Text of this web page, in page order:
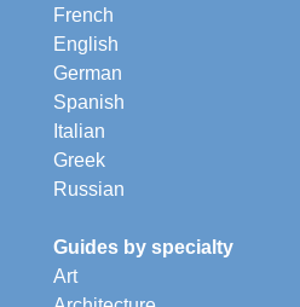
French
English
German
Spanish
Italian
Greek
Russian
Guides by specialty
Art